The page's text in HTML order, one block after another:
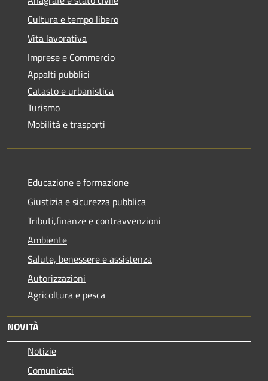
Cultura e tempo libero
Vita lavorativa
Imprese e Commercio
Appalti pubblici
Catasto e urbanistica
Turismo
Mobilità e trasporti
Educazione e formazione
Giustizia e sicurezza pubblica
Tributi,finanze e contravvenzioni
Ambiente
Salute, benessere e assistenza
Autorizzazioni
Agricoltura e pesca
NOVITÀ
Notizie
Comunicati